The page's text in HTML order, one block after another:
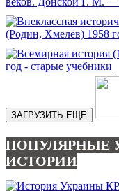
ЗАГРУЗИТЬ ЕЩЕ
ПОПУЛЯРНЫЕ
ИСТОРИИ